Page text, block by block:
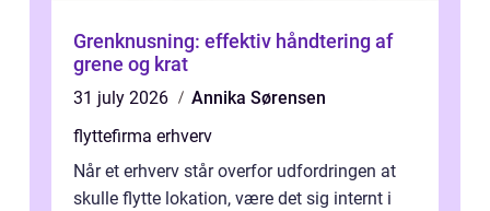
Grenknusning: effektiv håndtering af
grene og krat
31 july 2026
Annika Sørensen
flyttefirma erhverv
Når et erhverv står overfor udfordringen at
skulle flytte lokation, være det sig internt i